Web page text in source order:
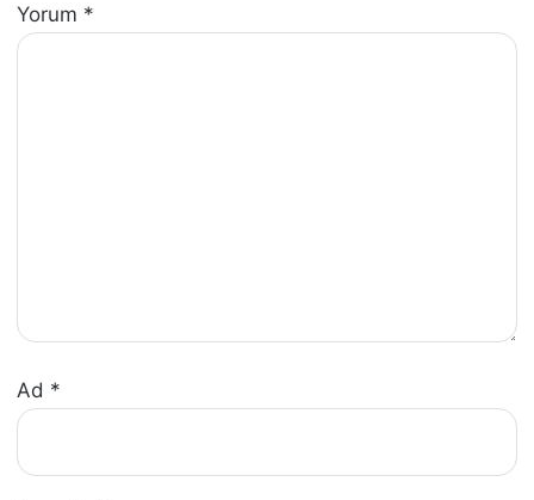
Yorum *
Ad *